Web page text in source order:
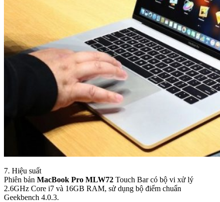
7. Hiệu suất
Phiên bản MacBook Pro MLW72 Touch Bar có bộ vi xử lý
2.6GHz Core i7 và 16GB RAM, sử dụng bộ điểm chuẩn
Geekbench 4.0.3.